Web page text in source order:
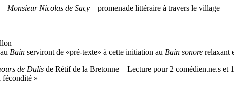
Monsieur Nicolas de Sacy – promenade littéraire à travers le village
Bain serviront de «pré-texte» à cette initiation au Bain sonore relaxant
de Dulis de Rétif de la Bretonne – Lecture pour 2 comédien.ne.s et
fécondité »